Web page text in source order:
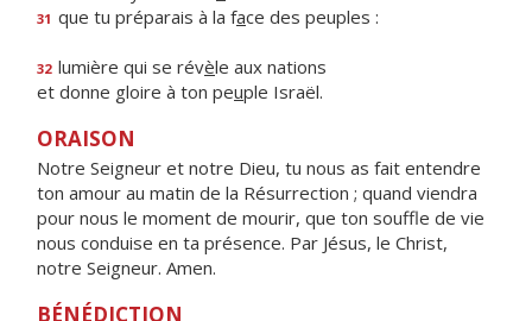
31 que tu préparais à la face des peuples :
32 lumière qui se révèle aux nations
et donne gloire à ton peuple Israël.
ORAISON
Notre Seigneur et notre Dieu, tu nous as fait entendre
ton amour au matin de la Résurrection ; quand viendra
pour nous le moment de mourir, que ton souffle de vie
nous conduise en ta présence. Par Jésus, le Christ,
notre Seigneur. Amen.
BÉNÉDICTION